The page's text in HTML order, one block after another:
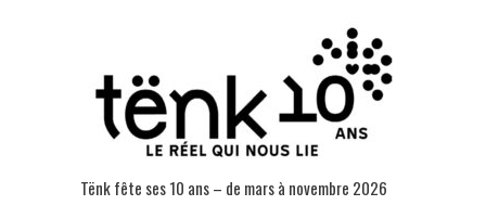
Tënk fête ses 10 ans – de mars à novembre 2026